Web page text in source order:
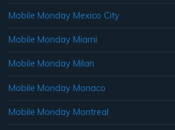
Mobile Monday Mexico City
Mobile Monday Miami
Mobile Monday Milan
Mobile Monday Monaco
Mobile Monday Montreal